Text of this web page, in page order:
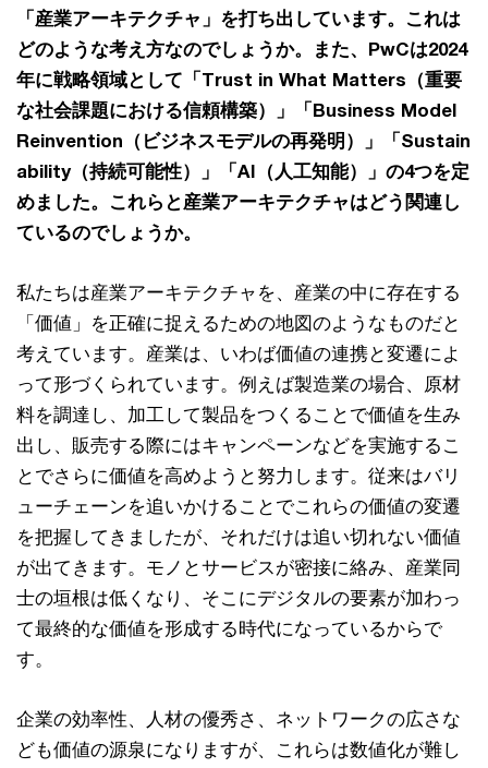
「産業アーキテクチャ」を打ち出しています。これは
どのような考え方なのでしょうか。また、PwCは2024
年に戦略領域として「Trust in What Matters（重要
な社会課題における信頼構築）」「Business Model
Reinvention（ビジネスモデルの再発明）」「Sustain
ability（持続可能性）」「AI（人工知能）」の4つを定
めました。これらと産業アーキテクチャはどう関連し
ているのでしょうか。
私たちは産業アーキテクチャを、産業の中に存在する
「価値」を正確に捉えるための地図のようなものだと
考えています。産業は、いわば価値の連携と変遷によ
って形づくられています。例えば製造業の場合、原材
料を調達し、加工して製品をつくることで価値を生み
出し、販売する際にはキャンペーンなどを実施するこ
とでさらに価値を高めようと努力します。従来はバリ
ューチェーンを追いかけることでこれらの価値の変遷
を把握してきましたが、それだけは追い切れない価値
が出てきます。モノとサービスが密接に絡み、産業同
士の垣根は低くなり、そこにデジタルの要素が加わっ
て最終的な価値を形成する時代になっているからで
す。
企業の効率性、人材の優秀さ、ネットワークの広さな
ども価値の源泉になりますが、これらは数値化が難し